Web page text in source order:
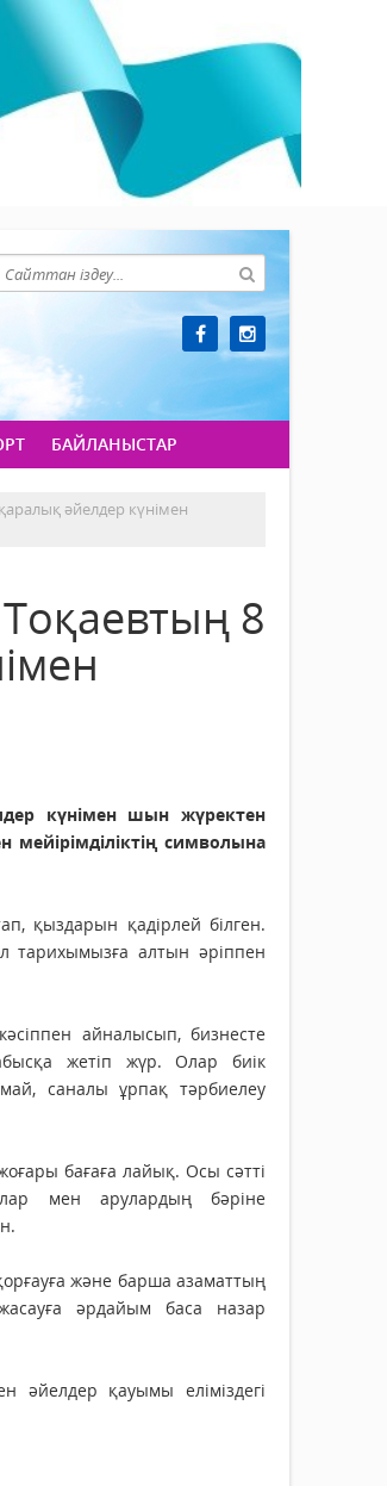
БАЙЛАНЫСТАР
әйелдер күнімен
8
күнімен шын жүректен
символына
қыздарын қадірлей білген.
тарихымызға алтын әріппен
айналысып, бизнесте
жетіп жүр. Олар биік
саналы ұрпақ тәрбиелеу
бағаға лайық. Осы сәтті
мен арулардың бәріне
және барша азаматтың
әрдайым баса назар
әйелдер қауымы еліміздегі